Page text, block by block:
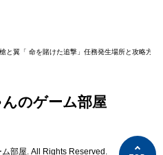
と翼「 命を賭けた追撃」任務発生場所と攻略方法
のゲーム部屋
部屋. All Rights Reserved.